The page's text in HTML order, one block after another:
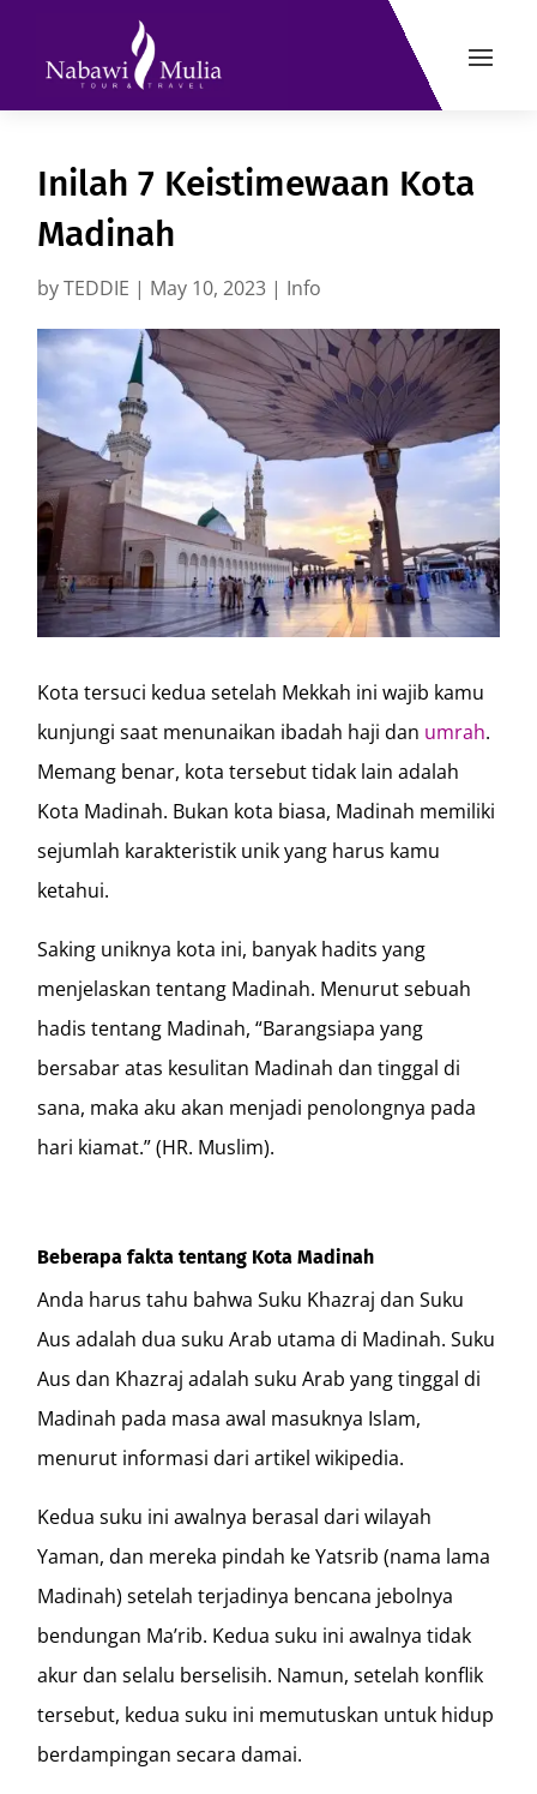
Inilah 7 Keistimewaan Kota
Madinah
byTEDDIE | May 10, 2023 | Info
Kota tersuci kedua setelah Mekkah ini wajib kamu
kunjungi saat menunaikan ibadah haji dan umrah.
Memang benar, kota tersebut tidak lain adalah
Kota Madinah. Bukan kota biasa, Madinah memiliki
sejumlah karakteristik unik yang harus kamu
ketahui.
Saking uniknya kota ini, banyak hadits yang
menjelaskan tentang Madinah. Menurut sebuah
hadis tentang Madinah, “Barangsiapa yang
bersabar atas kesulitan Madinah dan tinggal di
sana, maka aku akan menjadi penolongnya pada
hari kiamat.” (HR. Muslim).
Beberapa fakta tentang Kota Madinah
Anda harus tahu bahwa Suku Khazraj dan Suku
Aus adalah dua suku Arab utama di Madinah. Suku
Aus dan Khazraj adalah suku Arab yang tinggal di
Madinah pada masa awal masuknya Islam,
menurut informasi dari artikel wikipedia.
Kedua suku ini awalnya berasal dari wilayah
Yaman, dan mereka pindah ke Yatsrib (nama lama
Madinah) setelah terjadinya bencana jebolnya
bendungan Ma’rib. Kedua suku ini awalnya tidak
akur dan selalu berselisih. Namun, setelah konflik
tersebut, kedua suku ini memutuskan untuk hidup
berdampingan secara damai.